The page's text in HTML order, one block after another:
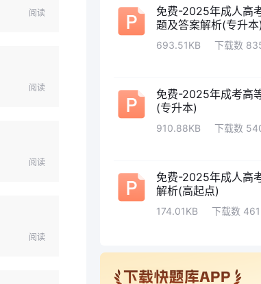
阅读
阅读
阅读
阅读
免费-2025年成人高
题及答案解析(专升本)
693.51KB
下载数
免费-2025年成考高
(专升本)
910.88KB
下载数
免费-2025年成人高
解析(高起点)
174.01KB
下载数 461